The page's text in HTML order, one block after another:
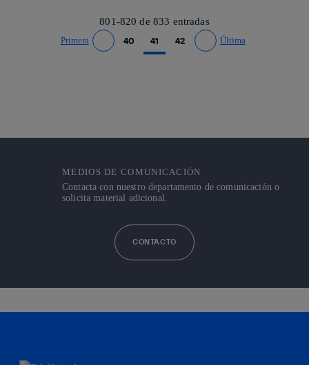
801-820 de 833 entradas
Primera
Ir a página anterior
40 41 42
Ir a página siguiente
Última
MEDIOS DE COMUNICACIÓN
Contacta con nuestro departamento de comunicación o
solicita material adicional.
CONTACTO